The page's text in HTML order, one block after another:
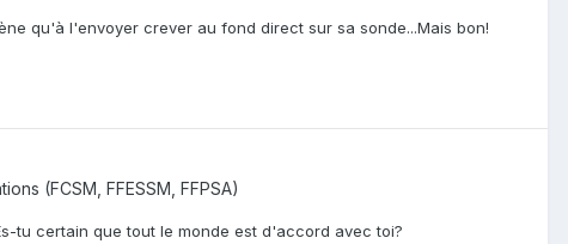
qu'à l'envoyer crever au fond direct sur sa sonde...Mais bon!
(FCSM, FFESSM, FFPSA)
tu certain que tout le monde est d'accord avec toi?